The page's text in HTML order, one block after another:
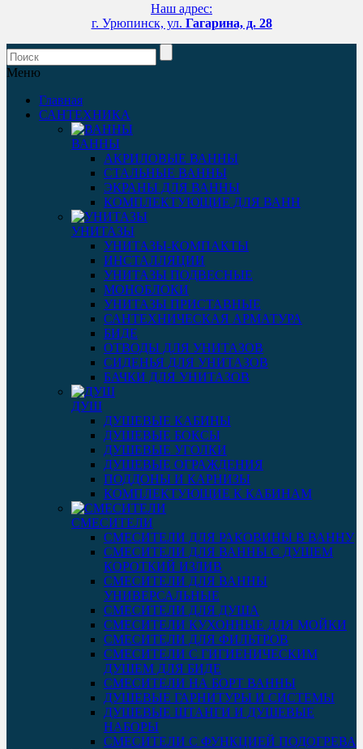
Наш адрес:
г. Урюпинск, ул. Гагарина, д. 28
Меню
Главная
САНТЕХНИКА
ВАННЫ
АКРИЛОВЫЕ ВАННЫ
СТАЛЬНЫЕ ВАННЫ
ЭКРАНЫ ДЛЯ ВАННЫ
КОМПЛЕКТУЮЩИЕ ДЛЯ ВАНН
УНИТАЗЫ
УНИТАЗЫ-КОМПАКТЫ
ИНСТАЛЛЯЦИИ
УНИТАЗЫ ПОДВЕСНЫЕ
МОНОБЛОКИ
УНИТАЗЫ ПРИСТАВНЫЕ
САНТЕХНИЧЕСКАЯ АРМАТУРА
БИДЕ
ОТВОДЫ ДЛЯ УНИТАЗОВ
СИДЕНЬЯ ДЛЯ УНИТАЗОВ
БАЧКИ ДЛЯ УНИТАЗОВ
ДУШ
ДУШЕВЫЕ КАБИНЫ
ДУШЕВЫЕ БОКСЫ
ДУШЕВЫЕ УГОЛКИ
ДУШЕВЫЕ ОГРАЖДЕНИЯ
ПОДДОНЫ И КАРНИЗЫ
КОМПЛЕКТУЮЩИЕ К КАБИНАМ
СМЕСИТЕЛИ
СМЕСИТЕЛИ ДЛЯ РАКОВИНЫ В ВАННУ
СМЕСИТЕЛИ ДЛЯ ВАННЫ С ДУШЕМ
КОРОТКИЙ ИЗЛИВ
СМЕСИТЕЛИ ДЛЯ ВАННЫ
УНИВЕРСАЛЬНЫЕ
СМЕСИТЕЛИ ДЛЯ ДУША
СМЕСИТЕЛИ КУХОННЫЕ ДЛЯ МОЙКИ
СМЕСИТЕЛИ ДЛЯ ФИЛЬТРОВ
СМЕСИТЕЛИ С ГИГИЕНИЧЕСКИМ
ДУШЕМ ДЛЯ БИДЕ
СМЕСИТЕЛИ НА БОРТ ВАННЫ
ДУШЕВЫЕ ГАРНИТУРЫ И СИСТЕМЫ
ДУШЕВЫЕ ШТАНГИ И ДУШЕВЫЕ
НАБОРЫ
СМЕСИТЕЛИ С ФУНКЦИЕЙ ПОДОГРЕВА